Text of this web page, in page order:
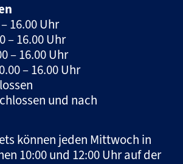
16.00 Uhr
– 16.00 Uhr
– 16.00 Uhr
– 16.00 Uhr
und nach
können jeden Mittwoch in
10:00 und 12:00 Uhr auf der